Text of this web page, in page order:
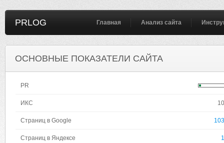
PRLOG Главная Анализ сайта
ОСНОВНЫЕ ПОКАЗАТЕЛИ САЙТА
PR
ИКС 10
Страниц в Google 103
Страниц в Яндексе 1